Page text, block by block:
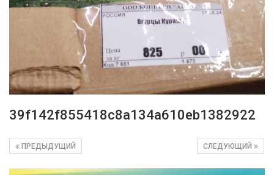
39f142f855418c8a134a610eb1382922
СЛЕДУЮЩИЙ
ПРЕДЫДУЩИЙ